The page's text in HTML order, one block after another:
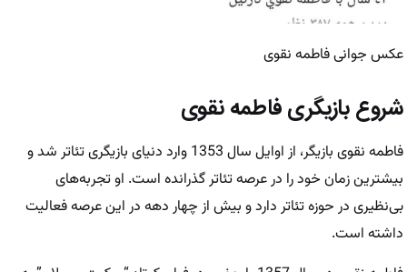
عکس جوانی فاطمه نقوی
شروع بازیگری فاطمه نقوی
فاطمه نقوی بازیگر، از اوایل سال 1353 وارد دنیای بازیگری تئاتر شد و
بیشترین زمان خود را در عرصه تئاتر گذرانده است. او تجربه‌های
بی‌نظیری در حوزه تئاتر دارد و بیش از چهار دهه در این عرصه فعالیت
داشته است.